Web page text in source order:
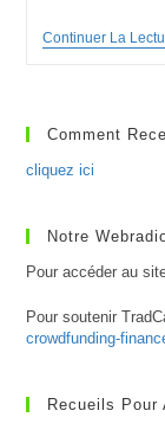
Continuer La
Comment
cliquez ici
Notre
Pour accéder au
Pour soutenir
crowdfunding-
Recueils Pour